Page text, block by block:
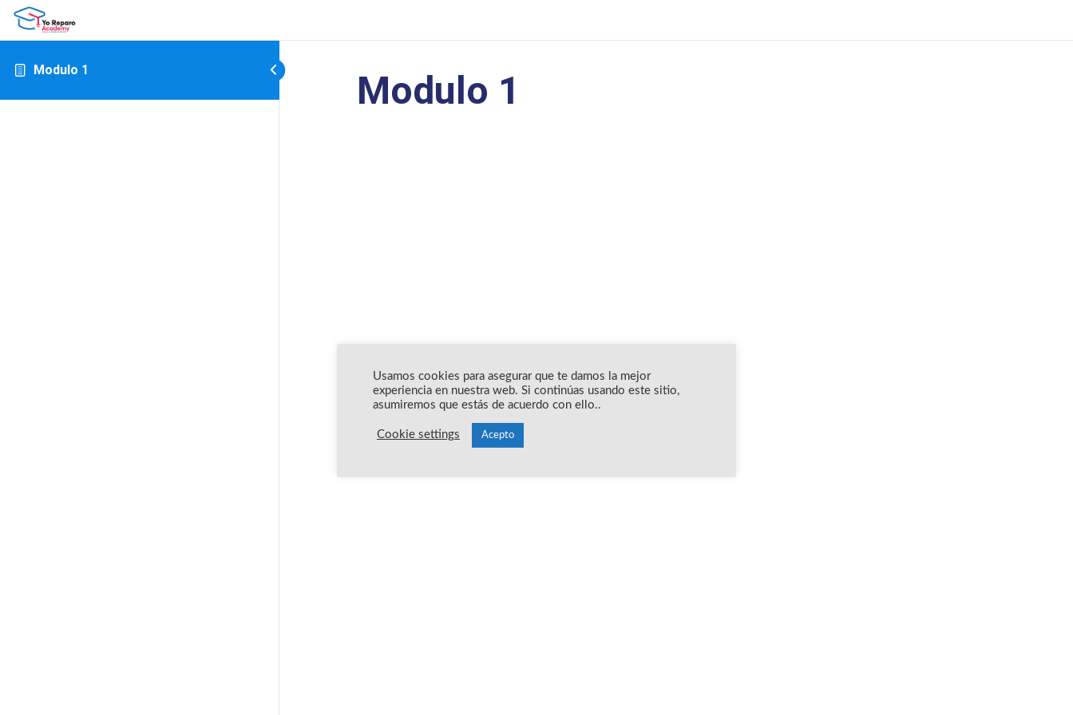
Modulo 1 Modulo 1
Usamos cookies para asegurar que te damos la mejor
experiencia en nuestra web. Si continúas usando este sitio,
asumiremos que estás de acuerdo con ello..
Cookie settings Acepto